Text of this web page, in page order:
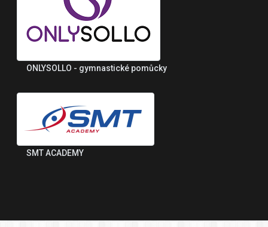
ONLYSOLLO - gymnastické pomůcky
SMT ACADEMY